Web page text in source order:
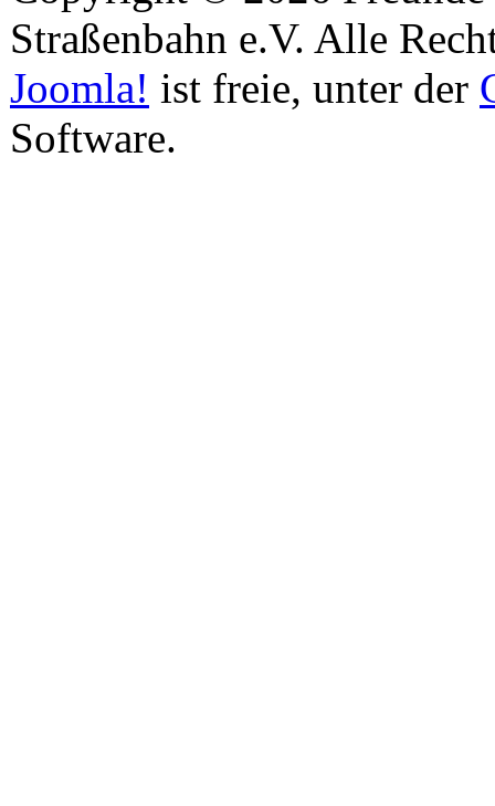
Straßenbahn e.V. Alle
Joomla! ist freie, unter der
Software.